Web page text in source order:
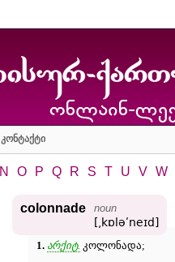
კონტაქტი
N O P Q R S T U V W
colonnade noun
[͵kɒləʹneɪd]
1. არქიტ. კოლონადა;